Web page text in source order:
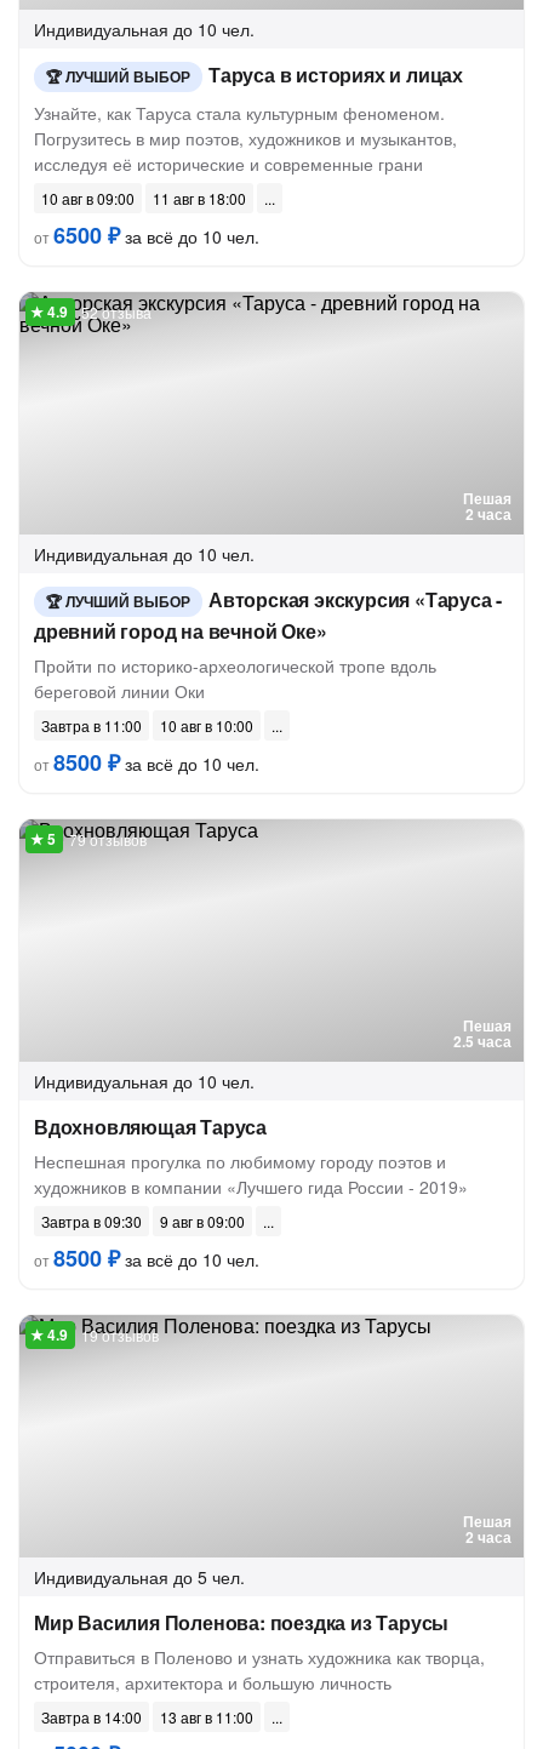
Индивидуальная до 10 чел.
ЛУЧШИЙ ВЫБОР Таруса в историях и лицах
Узнайте, как Таруса стала культурным феноменом.
Погрузитесь в мир поэтов, художников и музыкантов,
исследуя её исторические и современные грани
10 авг в 09:00
11 авг в 18:00
от6500 ₽за всё до 10 чел.
Пешая
2 часа
52 отзыва
Индивидуальная до 10 чел.
ЛУЧШИЙ ВЫБОР
Авторская экскурсия «Таруса -
древний город на вечной Оке»
Пройти по историко-археологической тропе вдоль
береговой линии Оки
Завтра в 11:00
10 авг в 10:00
от8500 ₽за всё до 10 чел.
Пешая
2.5 часа
79 отзывов
Индивидуальная до 10 чел.
Вдохновляющая Таруса
Неспешная прогулка по любимому городу поэтов и
художников в компании «Лучшего гида России - 2019»
Завтра в 09:30
9 авг в 09:00
от8500 ₽за всё до 10 чел.
Пешая
2 часа
19 отзывов
Индивидуальная до 5 чел.
Мир Василия Поленова: поездка из Тарусы
Отправиться в Поленово и узнать художника как творца,
строителя, архитектора и большую личность
Завтра в 14:00
13 авг в 11:00